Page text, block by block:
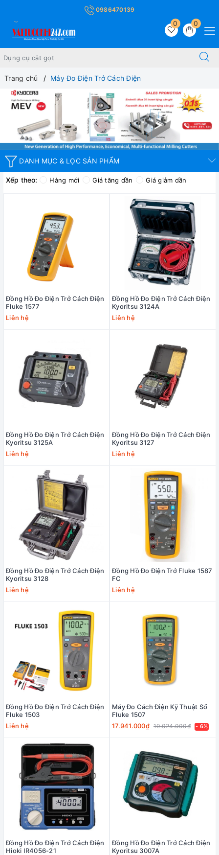
0986470139
0
0
Trang chủ Máy Đo Điện Trở Cách Điện
DANH MỤC & LỌC SẢN PHẨM
Xếp theo: Hàng mới Giá tăng dần Giá giảm dần
Đồng Hồ Đo Điện Trở Cách Điện
Fluke 1577
Liên hệ
Đồng Hồ Đo Điện Trở Cách Điện
Kyoritsu 3124A
Liên hệ
Đồng Hồ Đo Điện Trở Cách Điện
Kyoritsu 3125A
Liên hệ
Đồng Hồ Đo Điện Trở Cách Điện
Kyoritsu 3127
Liên hệ
Đồng Hồ Đo Điện Trở Cách Điện
Kyoritsu 3128
Liên hệ
Đồng Hồ Đo Điện Trở Fluke 1587
FC
Liên hệ
Đồng Hồ Đo Điện Trở Cách Điện
Fluke 1503
Liên hệ
Máy Đo Cách Điện Kỹ Thuật Số
Fluke 1507
17.941.000₫ 19.024.000₫ - 6%
Đồng Hồ Đo Điện Trở Cách Điện
Hioki IR4056-21
Đồng Hồ Đo Điện Trở Cách Điện
Kyoritsu 3007A